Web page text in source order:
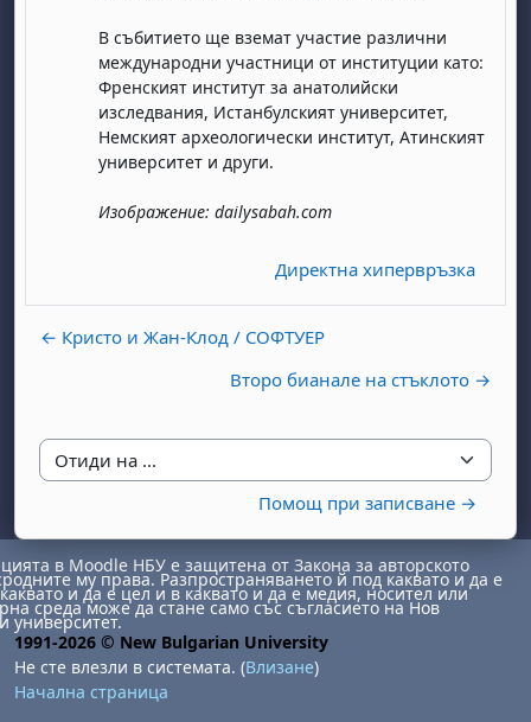
В събитието ще вземат участие различни
международни участници от институции като:
Френският институт за анатолийски
изследвания, Истанбулският университет,
Немският археологически институт, Атинският
университет и други.
Изображение: dailysabah.com
Директна хипервръзка
← Кристо и Жан-Клод / СОФТУЕР
Второ бианале на стъклото →
Отиди на ...
Помощ при записване →
в Moodle НБУ е защитена от Закона за авторското
му права. Разпространяването й под каквато и да е
и да е цел и в каквато и да е медия, носител или
среда може да стане само със съгласието на Нов
университет.
1991-2026 © New Bulgarian University
Не сте влезли в системата. (Влизане)
Начална страница